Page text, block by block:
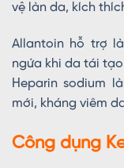
vệ làn da, kích
Allantoin hỗ trợ
ngứa khi da tái
Heparin sodium
mới, kháng viêm
Công dụng